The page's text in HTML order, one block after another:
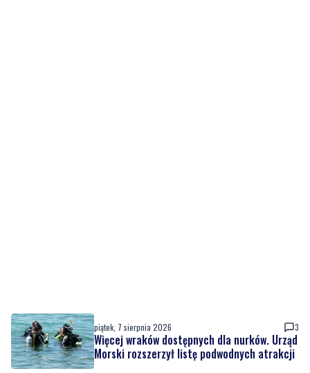
piątek, 7 sierpnia 2026 3
Więcej wraków dostępnych dla nurków. Urząd
Morski rozszerzył listę podwodnych atrakcji